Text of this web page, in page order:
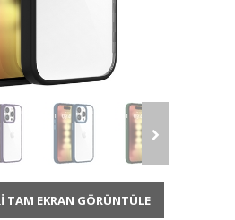
TAM EKRAN GÖRÜNTÜLE